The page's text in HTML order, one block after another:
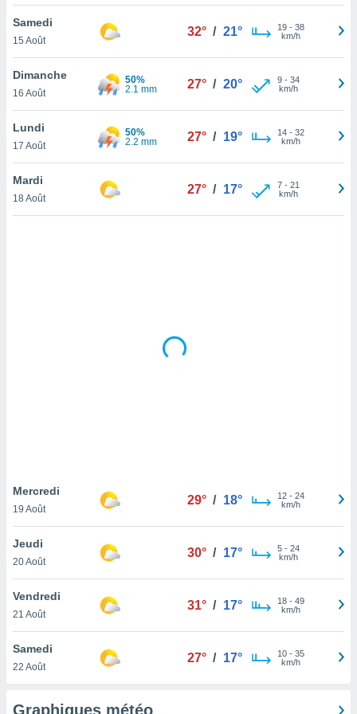
votre
à
en
le
notre
que
et que
Samedi
15 Août
32° / 21° 19- 38
km/h
Dimanche
16 Août
50%
2.1 mm
27° / 20° 9- 34
km/h
Lundi
17 Août
50%
2.2 mm
27° / 19° 14- 32
km/h
Mardi
18 Août
27° / 17° 7- 21
km/h
Mercredi
19 Août
29° / 18° 12- 24
km/h
Jeudi
20 Août
30° / 17° 5- 24
km/h
Vendredi
21 Août
31° / 17° 18- 49
km/h
Samedi
22 Août
27° / 17° 10- 35
km/h
Graphiques météo